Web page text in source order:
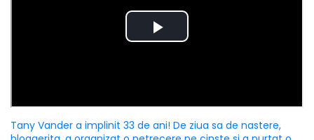
Tany Vander a implinit 33 de ani! De ziua sa de nastere,